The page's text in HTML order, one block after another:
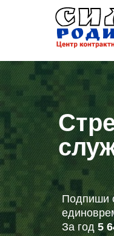
Подпиши
За год 5